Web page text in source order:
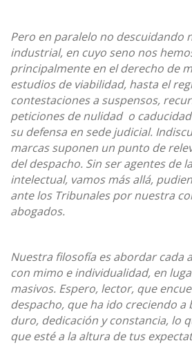
Pero en paralelo no descuidando
industrial, en cuyo seno nos
principalmente en el derecho de
estudios de viabilidad, hasta el
contestaciones a suspensos,
peticiones de nulidad o
su defensa en sede judicial.
marcas suponen un punto de
del despacho. Sin ser agentes de
intelectual, vamos más allá,
ante los Tribunales por nuestra
abogados.
Nuestra filosofía es abordar cada
con mimo e individualidad, en
masivos. Espero, lector, que
despacho, que ha ido creciendo a
duro, dedicación y constancia, lo
que esté a la altura de tus